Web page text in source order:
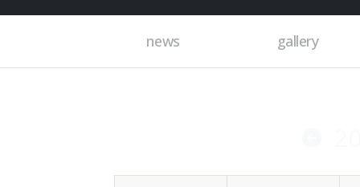
news gallery